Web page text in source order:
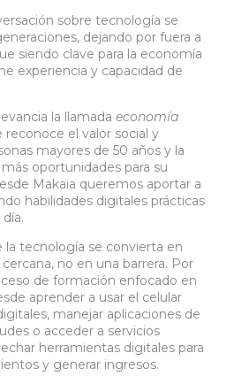
sobre tecnología se
dejando por fuera a
siendo clave para la economía
experiencia y capacidad de
la llamada economía
reconoce el valor social y
mayores de 50 años y la
oportunidades para su
Makaia queremos aportar a
habilidades digitales prácticas
la tecnología se convierta en
no en una barrera. Por
de formación enfocado en
aprender a usar el celular
manejar aplicaciones de
o acceder a servicios
herramientas digitales para
y generar ingresos.